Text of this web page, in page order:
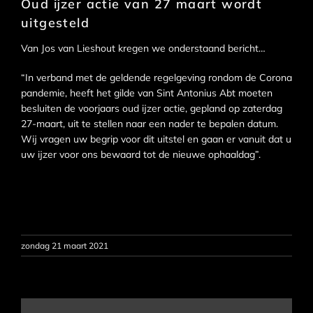
Oud ijzer actie van 27 maart wordt
uitgesteld
Van Jos van Lieshout kregen we onderstaand bericht…
“In verband met de geldende regelgeving rondom de Corona
pandemie, heeft het gilde van Sint Antonius Abt moeten
besluiten de voorjaars oud ijzer actie, gepland op zaterdag
27-maart, uit te stellen naar een nader te bepalen datum.
Wij vragen uw begrip voor dit uitstel en gaan er vanuit dat u
uw ijzer voor ons bewaard tot de nieuwe ophaaldag”.
zondag 21 maart 2021